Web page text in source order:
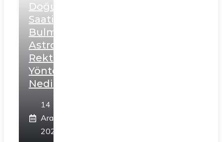
Doğum
Saati
Bulma:
Astrolojide
Rektifikasyon
Yöntemi
Nedir?
14
Aralık
2025